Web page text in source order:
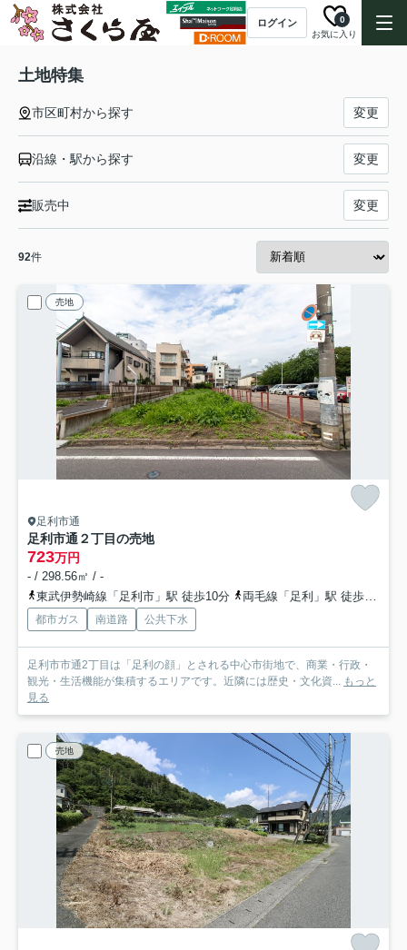
ログイン
お気に入り
0
土地特集
市区町村から探す 変更
沿線・駅から探す 変更
販売中 変更
92件
売地
足利市通
足利市通２丁目の売地
723万円
- / 298.56㎡ / -
東武伊勢崎線「足利市」駅 徒歩10分
両毛線「足利」駅 徒歩12分
都市ガス 南道路 公共下水
足利市市通2丁目は「足利の顔」とされる中心市街地で、商業・行政・
観光・生活機能が集積するエリアです。近隣には歴史・文化資... もっと
見る
売地